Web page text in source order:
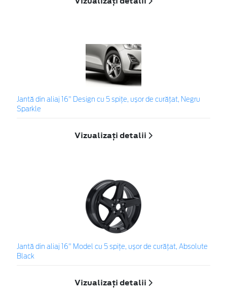
Jantă din aliaj 16" Design cu 5 spițe, ușor de curățat, Negru
Sparkle
Vizualizați detalii
Jantă din aliaj 16" Model cu 5 spițe, ușor de curățat, Absolute
Black
Vizualizați detalii